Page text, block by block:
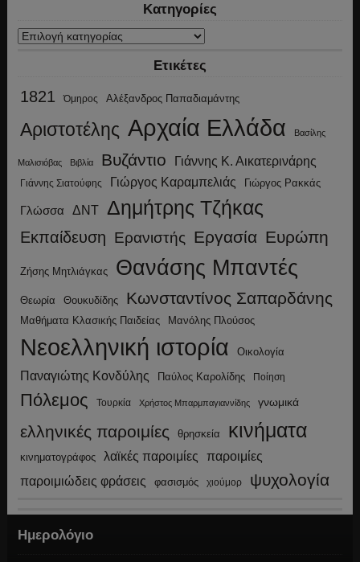
Κατηγορίες
Κατηγορίες
Ετικέτες
1821 Όμηρος Αλέξανδρος Παπαδιαμάντης
Αριστοτέλης Αρχαία Ελλάδα Βασίλης
Μαλισιόβας Βιβλία Βυζάντιο Γιάννης Κ. Αικατερινάρης
Γιάννης Σιατούφης Γιώργος Καραμπελιάς Γιώργος Ρακκάς
Γλώσσα ΔΝΤ Δημήτρης Τζήκας
Εκπαίδευση Ερανιστής Εργασία Ευρώπη
Ζήσης Μητλιάγκας Θανάσης Μπαντές
Θεωρία Θουκυδίδης Κωνσταντίνος Σαπαρδάνης
Μαθήματα Κλασικής Παιδείας Μανόλης Πλούσος
Νεοελληνική ιστορία Οικολογία
Παναγιώτης Κονδύλης Παύλος Καρολίδης Ποίηση
Πόλεμος Τουρκία Χρήστος Μπαρμπαγιαννίδης γνωμικά
ελληνικές παροιμίες θρησκεία κινήματα
κινηματογράφος λαϊκές παροιμίες παροιμίες
παροιμιώδεις φράσεις φασισμός χιούμορ ψυχολογία
Ημερολόγιο